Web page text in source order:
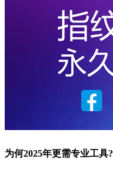
为何2025年更需专业工具?